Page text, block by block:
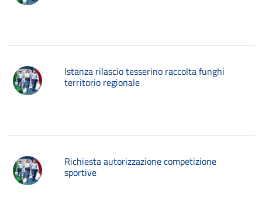
Istanza rilascio tesserino raccolta funghi
territorio regionale
Richiesta autorizzazione competizione
sportive